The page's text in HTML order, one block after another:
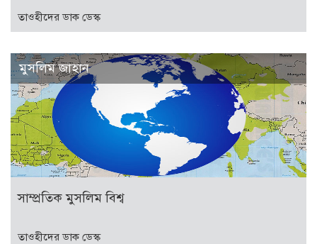
তাওহীদের ডাক ডেস্ক
মুসলিম জাহান
সাম্প্রতিক মুসলিম বিশ্ব
তাওহীদের ডাক ডেস্ক